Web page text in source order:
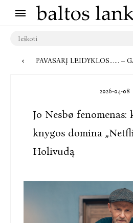
PAVASARĮ LEIDYKLOS AUDIOKNYGŲ SKYRIAUS VADOVĖ GINTĖ REKOMENDUOJA PAKLAUSYTI JENNIFER L. ARMENTROUT AUDIOKNYGĄ „IŠ KRAUJO IR PELENŲ“ DAUGIAU
2026-04-08
Jo Nesbø fenomenas:
knygos domina
Holivudą